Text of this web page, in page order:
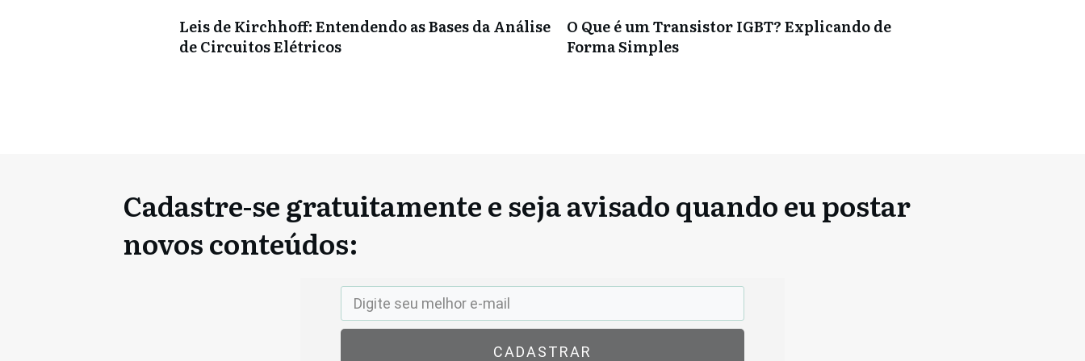
Leis de Kirchhoff: Entendendo as Bases da Análise
de Circuitos Elétricos
O Que é um Transistor IGBT? Explicando de
Forma Simples
Cadastre-se gratuitamente e seja avisado quando eu postar
novos conteúdos:
CADASTRAR